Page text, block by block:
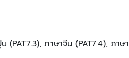
(PAT7.3), ภาษาจีน (PAT7.4), ภาษา